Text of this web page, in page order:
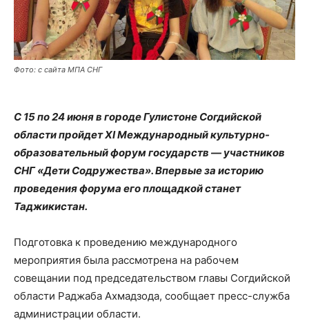
Фото: с сайта МПА СНГ
С 15 по 24 июня в городе Гулистоне Согдийской
области пройдет XI Международный культурно-
образовательный форум государств — участников
СНГ «Дети Содружества». Впервые за историю
проведения форума его площадкой станет
Таджикистан.
Подготовка к проведению международного
мероприятия была рассмотрена на рабочем
совещании под председательством главы Согдийской
области Раджаба Ахмадзода, сообщает пресс-служба
администрации области.